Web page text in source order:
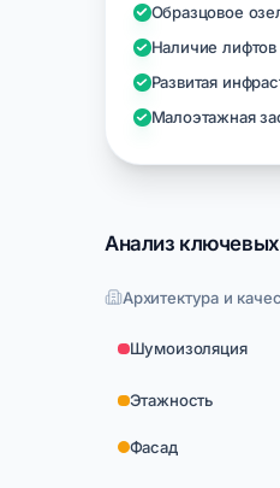
Образцовое
Наличие
Развитая
Малоэтажная
Анализ
Архитектура и
Шумоизоляция
Этажность
Фасад